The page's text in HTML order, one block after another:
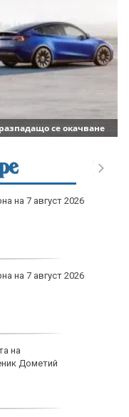
се окачване
апартамент, 59 m2
апартамент, 89 m2
апартамент, 116 m2
ливади Запад,